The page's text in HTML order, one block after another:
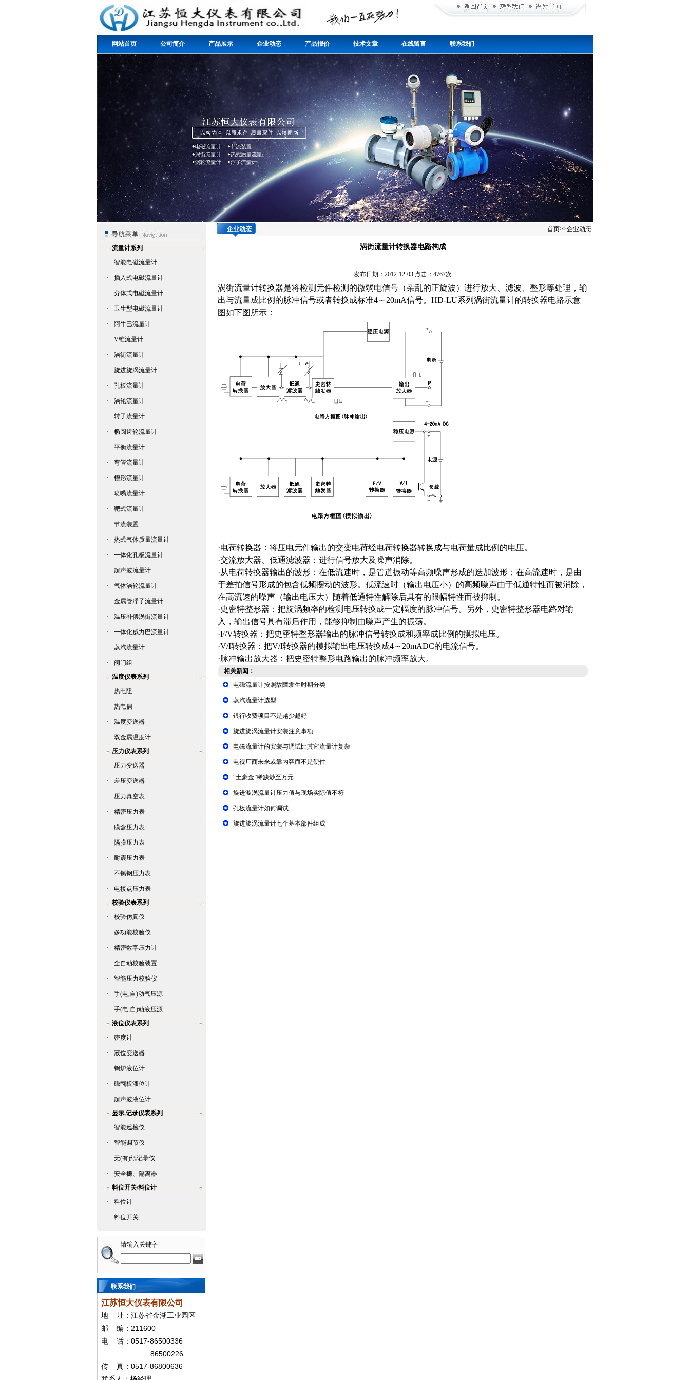
网站首页 公司简介 产品展示 企业动态 产品报价 技术文章 在线留言 联系我们
流量计系列
·
智能电磁流量计
· 插入式电磁流量计
· 分体式电磁流量计
· 卫生型电磁流量计
· 阿牛巴流量计
· V锥流量计
· 涡街流量计
· 旋进旋涡流量计
· 孔板流量计
· 涡轮流量计
· 转子流量计
· 椭圆齿轮流量计
· 平衡流量计
· 弯管流量计
· 楔形流量计
· 喷嘴流量计
· 靶式流量计
· 节流装置
· 热式气体质量流量计
· 一体化孔板流量计
· 超声波流量计
· 气体涡轮流量计
· 金属管浮子流量计
· 温压补偿涡街流量计
· 一体化威力巴流量计
· 蒸汽流量计
·
阀门组
温度仪表系列
·
热电阻
· 热电偶
· 温度变送器
·
双金属温度计
压力仪表系列
·
压力变送器
· 差压变送器
· 压力真空表
· 精密压力表
· 膜盒压力表
· 隔膜压力表
· 耐震压力表
· 不锈钢压力表
·
电接点压力表
校验仪表系列
·
校验仿真仪
· 多功能校验仪
· 精密数字压力计
· 全自动校验装置
· 智能压力校验仪
· 手(电,自)动气压源
·
手(电,自)动液压源
液位仪表系列
·
密度计
· 液位变送器
· 锅炉液位计
· 磁翻板液位计
·
超声波液位计
显示,记录仪表系列
·
智能巡检仪
· 智能调节仪
· 无(有)纸记录仪
·
安全栅、隔离器
料位开关/料位计
·
料位计
· 料位开关
请输入关键字
联系我们
江苏恒大仪表有限公司
地
址：江苏省金湖工业园区
邮
编： 211600
电 话： 0517-86500336
86500226
传 真： 0517-86800636
企业动态 首页>>企业动态
涡街流量计转换器电路构成
发布日期：2012-12-03 点击：4767次
涡街流量计转换器是将检测元件检测的微弱电信号（杂乱的正旋波）进行放大、滤波、整形等处理，输
出与流量成比例的脉冲信号或者转换成标准4～20mA信号。HD-LU系列 涡街流量计的转换器电路示意
图如下图所示：
·电荷转换器：将压电元件输出的交变电荷经电荷转换器转换成与电荷量成比例的电压。
·交流放大器、低通滤波器：进行信号放大及噪声消除。
·从电荷转换器输出的波形：在低流速时，是管道振动等高频噪声形成的迭加波形；在高流速时，是由
于差拍信号形成的包含低频摆动的波形。低流速时（输出电压小）的高频噪声由于低通特性而被消除，
在高流速的噪声（输出电压大）随着低通特性解除后具有的限幅特性而被抑制。
·史密特整形器：把旋涡频率的检测电压转换成一定幅度的脉冲信号。另外，史密特整形器电路对输
入，输出信号具有滞后作用，能够抑制由噪声产生的振荡。
·F/V转换器：把史密特整形器输出的脉冲信号转换成和频率成比例的摸拟电压。
·V/I转换器：把V/I转换器的模拟输出电压转换成4～20mADC的电流信号。
·脉冲输出放大器：把史密特整形电路输出的脉冲频率放大。
相关新闻：
电磁流量计按照故障发生时期分类
蒸汽流量计选型
银行收费项目不是越少越好
旋进旋涡流量计安装注意事项
电磁流量计的安装与调试比其它流量计复杂
电视厂商未来或靠内容而不是硬件
“土豪金”稀缺炒至万元
旋进漩涡流量计压力值与现场实际值不符
孔板流量计如何调试
旋进旋涡流量计七个基本部件组成